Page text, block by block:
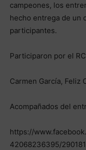
campeones, los
hecho entrega de un
participantes.
Participaron por el
Carmen García, Feliz
Acompañados del
https://
42068236395/